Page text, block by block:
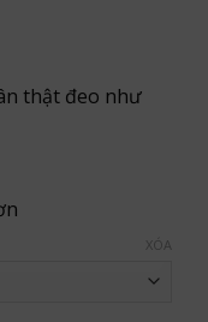
thật đeo như
XÓA